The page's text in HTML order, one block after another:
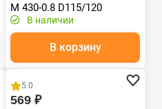
М 430-0.8 D115/120
Черный (RAL 9005) эмаль
Т до 600С*
В наличии
В корзину
Хит продаж
5.0
569 ₽